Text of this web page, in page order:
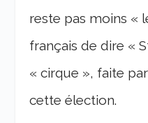
reste pas moins «
français de dire «
« cirque », faite
cette élection.